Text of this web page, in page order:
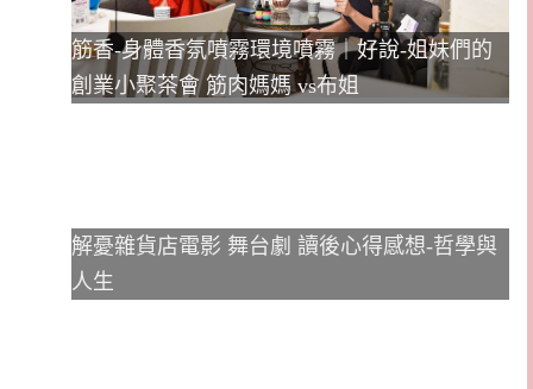
筋香-身體香氛噴霧環境噴霧｜好說-姐妹們的
創業小聚茶會 筋肉媽媽 vs布姐
解憂雜貨店電影 舞台劇 讀後心得感想-哲學與
人生